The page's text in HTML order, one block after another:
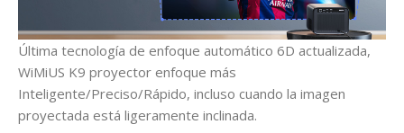
Última tecnología de enfoque automático 6D actualizada,
WiMiUS K9 proyector enfoque más
Inteligente/Preciso/Rápido, incluso cuando la imagen
proyectada está ligeramente inclinada.